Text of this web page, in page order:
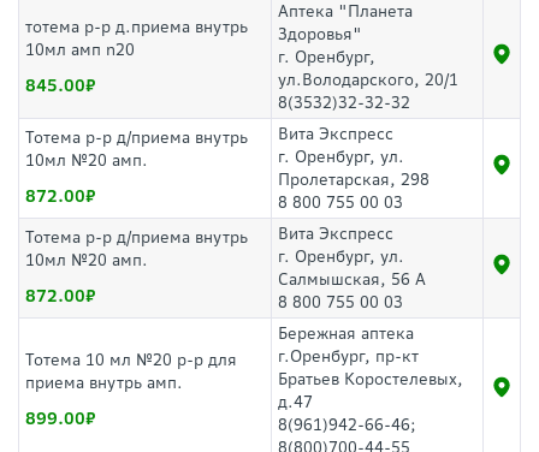
тотема р-р д.приема внутрь
10мл амп n20
845.00
Аптека "Планета
Здоровья"
г. Оренбург,
ул.Володарского, 20/1
8(3532)32-32-32
Тотема р-р д/приема внутрь
10мл №20 амп.
872.00
Вита Экспресс
г. Оренбург, ул.
Пролетарская, 298
8 800 755 00 03
Тотема р-р д/приема внутрь
10мл №20 амп.
872.00
Вита Экспресс
г. Оренбург, ул.
Салмышская, 56 А
8 800 755 00 03
Тотема 10 мл №20 р-р для
приема внутрь амп.
899.00
Бережная аптека
г.Оренбург, пр-кт
Братьев Коростелевых,
д.47
8(961)942-66-46;
8(800)700-44-55